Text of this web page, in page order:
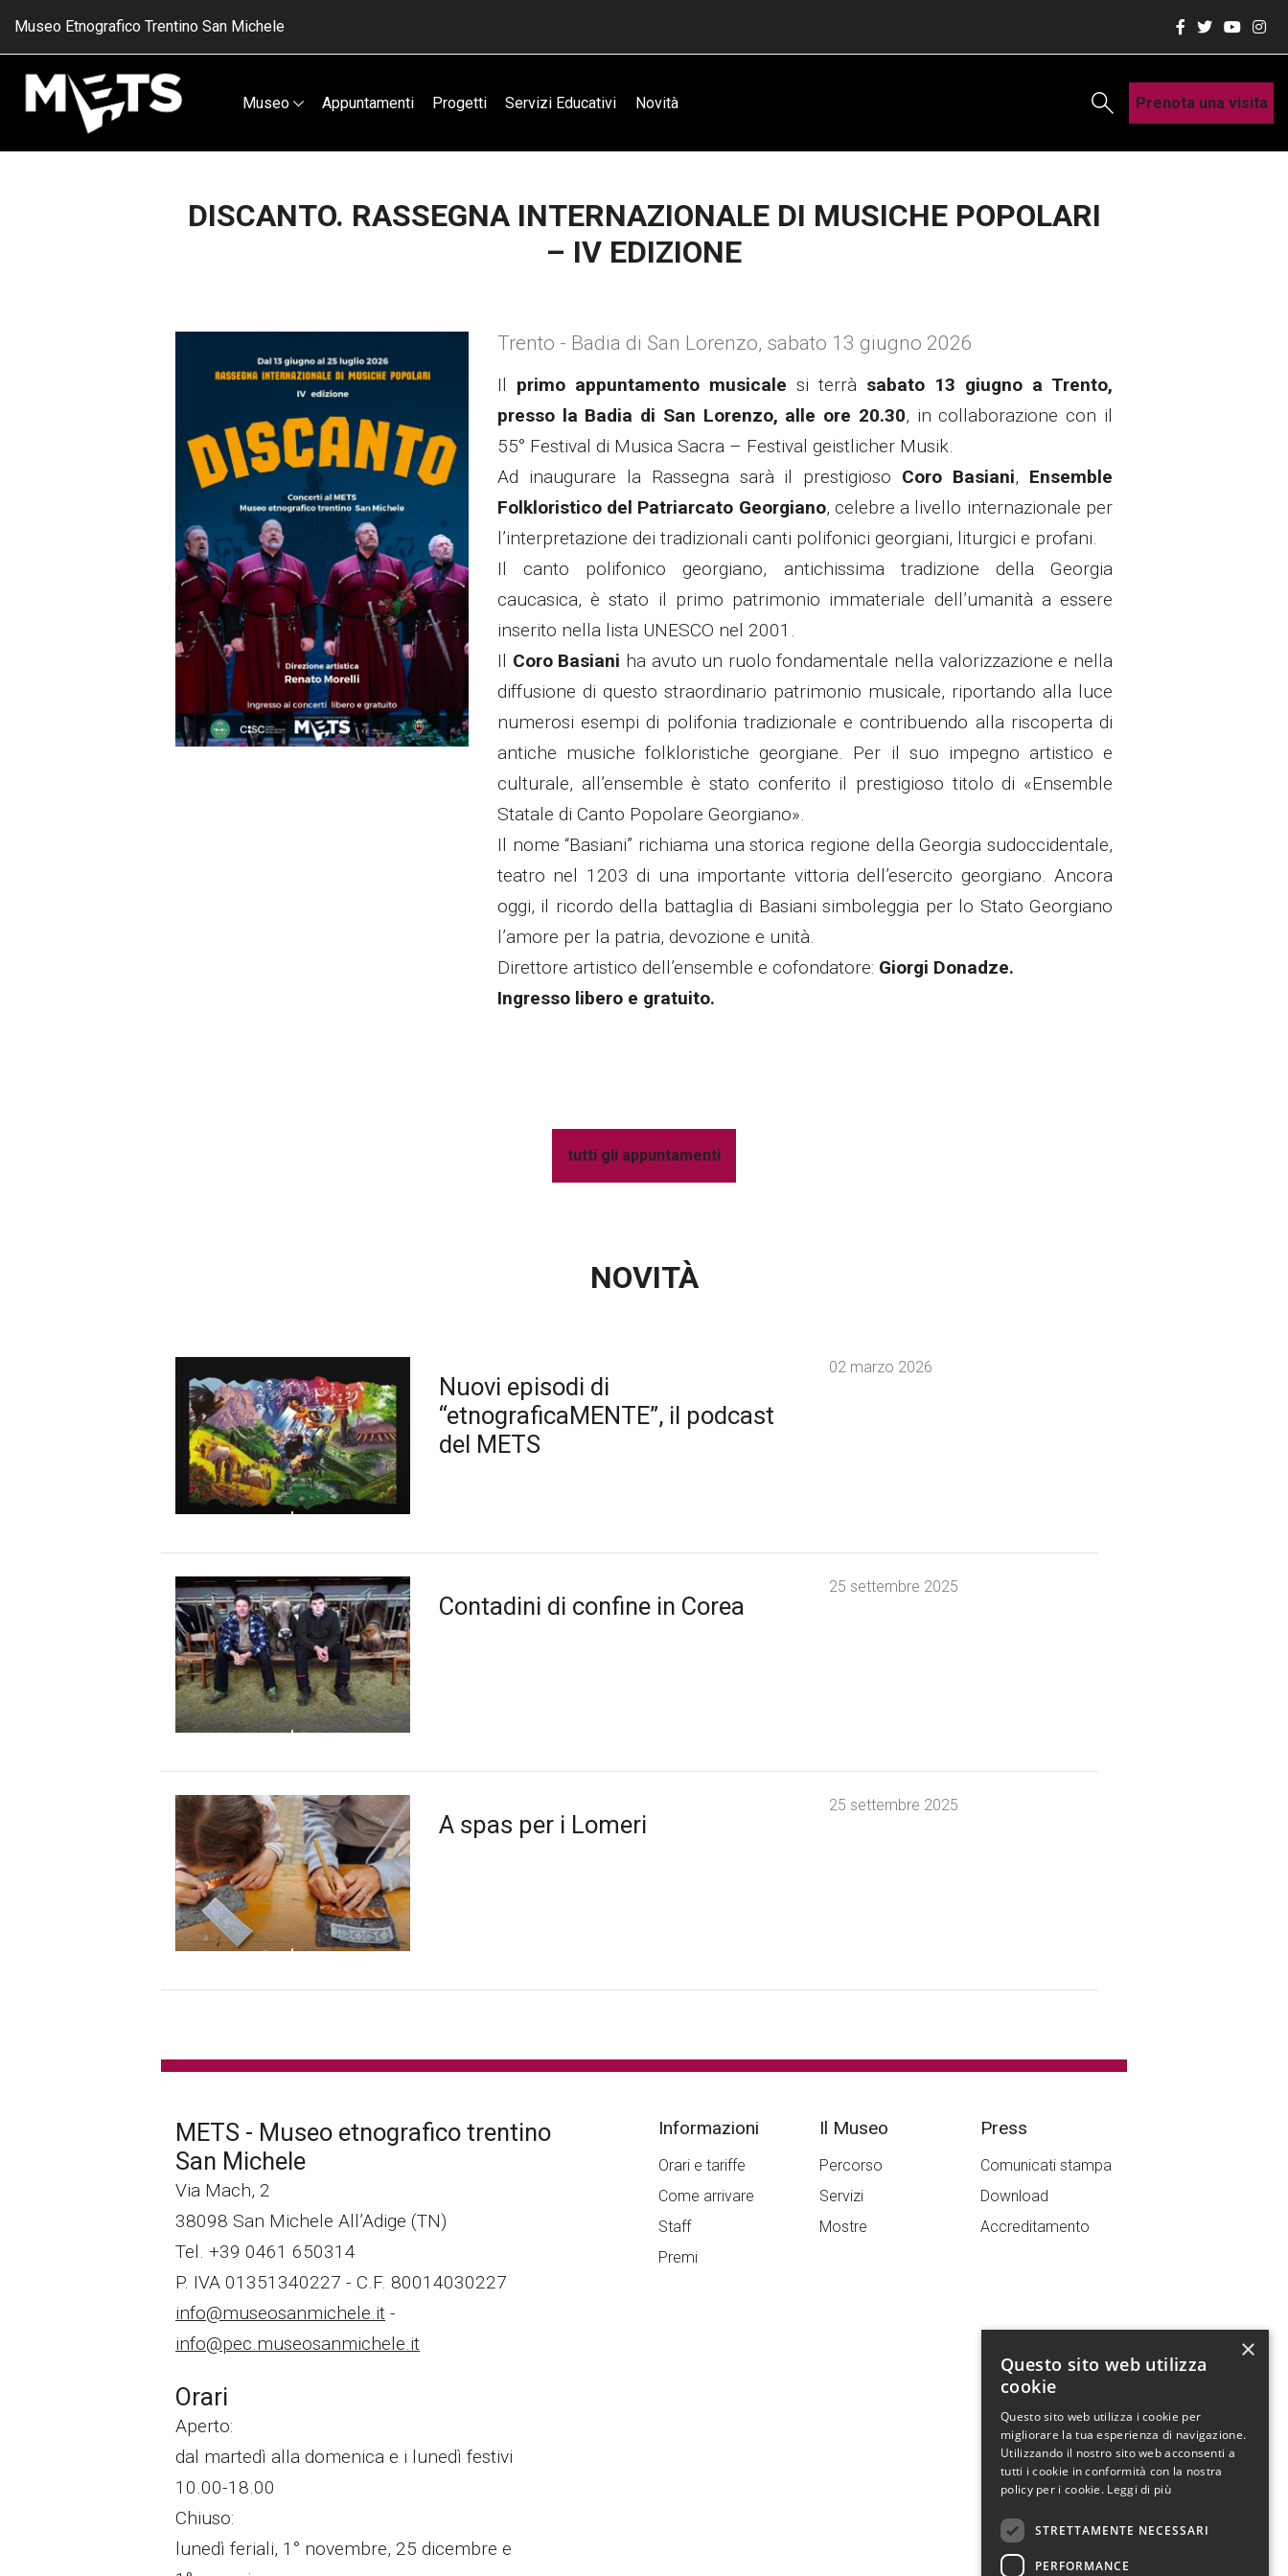
Museo Etnografico Trentino San Michele
Museo Appuntamenti Progetti Servizi Educativi Novità Prenota una visita
DISCANTO. RASSEGNA INTERNAZIONALE DI MUSICHE POPOLARI
– IV EDIZIONE
Trento - Badia di San Lorenzo, sabato 13 giugno 2026
Il primo appuntamento musicale si terrà sabato 13 giugno a Trento,
presso la Badia di San Lorenzo, alle ore 20.30, in collaborazione con il
55° Festival di Musica Sacra – Festival geistlicher Musik.
Ad inaugurare la Rassegna sarà il prestigioso Coro Basiani, Ensemble
Folkloristico del Patriarcato Georgiano, celebre a livello internazionale per
l’interpretazione dei tradizionali canti polifonici georgiani, liturgici e profani.
Il canto polifonico georgiano, antichissima tradizione della Georgia
caucasica, è stato il primo patrimonio immateriale dell’umanità a essere
inserito nella lista UNESCO nel 2001.
Il Coro Basiani ha avuto un ruolo fondamentale nella valorizzazione e nella
diffusione di questo straordinario patrimonio musicale, riportando alla luce
numerosi esempi di polifonia tradizionale e contribuendo alla riscoperta di
antiche musiche folkloristiche georgiane. Per il suo impegno artistico e
culturale, all’ensemble è stato conferito il prestigioso titolo di «Ensemble
Statale di Canto Popolare Georgiano».
Il nome “Basiani” richiama una storica regione della Georgia sudoccidentale,
teatro nel 1203 di una importante vittoria dell’esercito georgiano. Ancora
oggi, il ricordo della battaglia di Basiani simboleggia per lo Stato Georgiano
l’amore per la patria, devozione e unità.
Direttore artistico dell’ensemble e cofondatore: Giorgi Donadze.
Ingresso libero e gratuito.
tutti gli appuntamenti
NOVITÀ
Nuovi episodi di
“etnograficaMENTE”, il podcast
del METS
02 marzo 2026
Contadini di confine in Corea
25 settembre 2025
A spas per i Lomeri
25 settembre 2025
METS - Museo etnografico trentino
San Michele
Via Mach, 2
38098 San Michele All’Adige (TN)
Tel. +39 0461 650314
P. IVA 01351340227 - C.F. 80014030227
info@museosanmichele.it -
info@pec.museosanmichele.it
Orari
Aperto:
dal martedì alla domenica e i lunedì festivi
10.00-18.00
Chiuso:
lunedì feriali, 1° novembre, 25 dicembre e
Informazioni
Orari e tariffe
Come arrivare
Staff
Premi
Il Museo
Percorso
Servizi
Mostre
Press
Comunicati stampa
Download
Accreditamento
×
Questo sito web utilizza
cookie
Questo sito web utilizza i cookie per
migliorare la tua esperienza di navigazione.
Utilizzando il nostro sito web acconsenti a
tutti i cookie in conformità con la nostra
policy per i cookie. Leggi di più
STRETTAMENTE NECESSARI
PERFORMANCE